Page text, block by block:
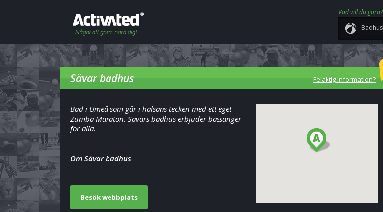
Vad vill du göra?
Badhus
Sävar badhus Felaktig information?
Bad i Umeå som går i hälsans tecken med ett eget
Zumba Maraton. Sävars badhus erbjuder bassänger
för alla.
Om Sävar badhus
Besök webbplats